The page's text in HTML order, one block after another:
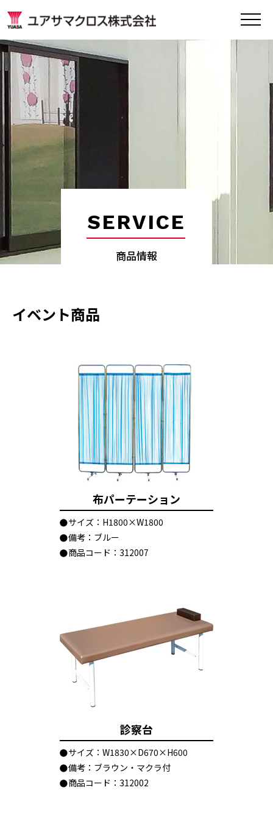
SERVICE
商品情報
イベント商品
布パーテーション
サイズ：H1800×W1800
備考：ブルー
商品コード：312007
診察台
サイズ：W1830×D670×H600
備考：ブラウン・マクラ付
商品コード：312002